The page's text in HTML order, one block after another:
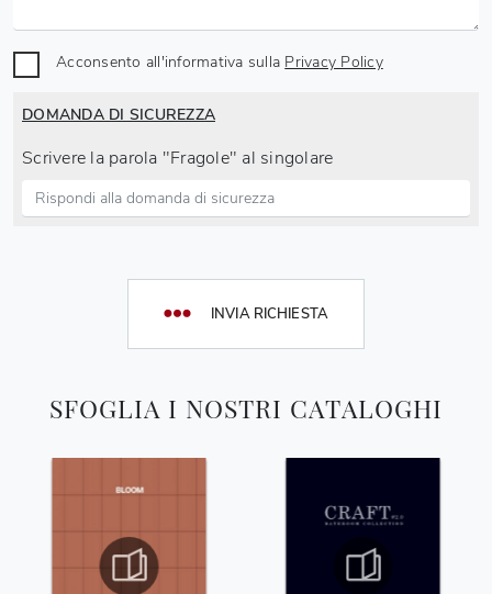
SFOGLIA I NOSTRI CATALOGHI
Acconsento all'informativa sulla Privacy Policy
DOMANDA DI SICUREZZA
Scrivere la parola "Fragole" al singolare
INVIA RICHIESTA